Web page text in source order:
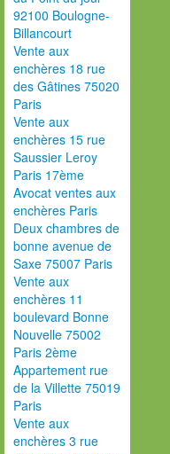
92100 Boulogne-
Billancourt
Vente aux
enchères 18 rue
des Gâtines 75020
Paris
Vente aux
enchères 15 rue
Saussier Leroy
Paris 17ème
Avocat ventes aux
enchères Paris
Deux chambres de
bonne avenue de
Saxe 75007 Paris
Vente aux
enchères 11
boulevard Bonne
Nouvelle 75002
Paris 2ème
Appartement rue
de la Villette 75019
Paris
Vente aux
enchères 3 rue